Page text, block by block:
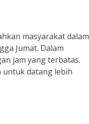
masyarakat dalam
Jumat. Dalam
jam yang terbatas.
untuk datang lebih